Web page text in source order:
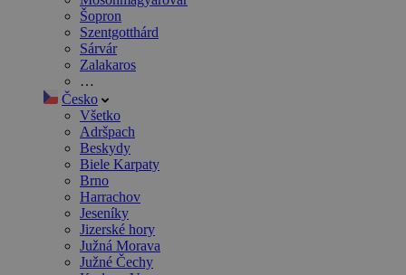
Šopron
Szentgotthárd
Sárvár
Zalakaros
…
Česko
Všetko
Adršpach
Beskydy
Biele Karpaty
Brno
Harrachov
Jeseníky
Jizerské hory
Južná Morava
Južné Čechy